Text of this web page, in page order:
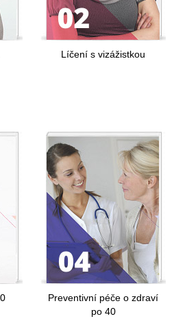
Líčení s vizážistkou
Preventivní péče o zdraví
po 40